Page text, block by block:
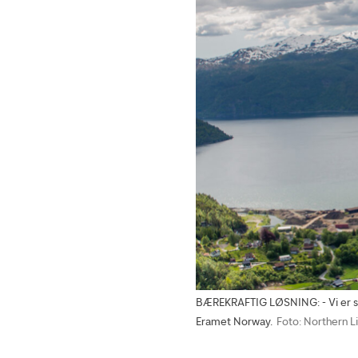
BÆREKRAFTIG LØSNING: - Vi
Eramet Norway. Foto: Northern